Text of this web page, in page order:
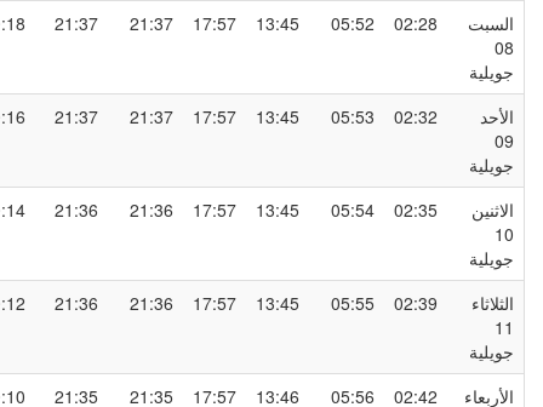
02:28
05:52
13:45
17:57
21:37
21:37
00:18
02:32
05:53
13:45
17:57
21:37
21:37
00:16
02:35
05:54
13:45
17:57
21:36
21:36
00:14
02:39
05:55
13:45
17:57
21:36
21:36
00:12
02:42
05:56
13:46
17:57
21:35
21:35
00:10